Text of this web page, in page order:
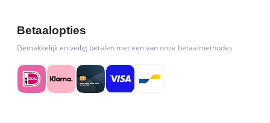
Betaalopties
Gemakkelijk en veilig betalen met een van onze betaalmethodes